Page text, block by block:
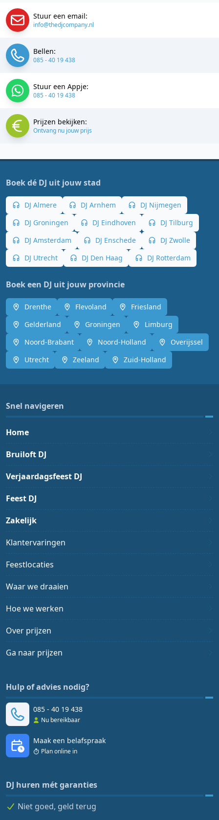
Stuur een email:
info@thedjcompany.nl
Bellen:
085 - 40 19 438
Stuur een Appje:
085 - 40 19 438
Prijzen bekijken:
Ontvang nu jouw prijs
Boek dé DJ uit jouw stad
DJ Almere DJ Arnhem
DJ Nijmegen
DJ Groningen
DJ Eindhoven
DJ Tilburg
DJ Amsterdam
DJ Enschede
DJ Zwolle
DJ Utrecht
DJ Den Haag DJ Rotterdam
Boek een DJ uit jouw provincie
Drenthe Flevoland
Friesland
Gelderland
Groningen
Limburg
Noord-Brabant
Noord-Holland
Overijssel
Utrecht
Zeeland Zuid-Holland
Snel navigeren
Home
Bruiloft DJ
Verjaardagsfeest DJ
Feest DJ
Zakelijk
Klantervaringen
Feestlocaties
Waar we draaien
Hoe we werken
Over prijzen
Ga naar prijzen
Hulp of advies nodig?
085 - 40 19 438
Nu bereikbaar
Maak een belafspraak
Plan online in
DJ huren mét garanties
Niet goed, geld terug